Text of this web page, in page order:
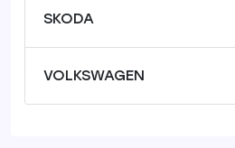
SKODA
VOLKSWAGEN